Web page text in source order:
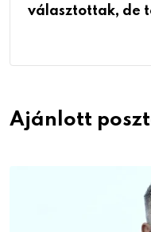
választottak, de
Ajánlott